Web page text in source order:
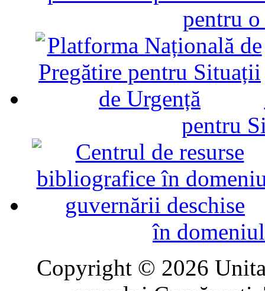
pentru
pentru
în
Copyright © 2026